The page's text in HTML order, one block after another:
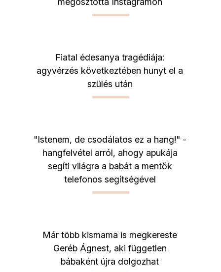
Fiatal édesanya tragédiája:
agyvérzés következtében hunyt el a
szülés után
"Istenem, de csodálatos ez a hang!" -
hangfelvétel arról, ahogy apukája
segíti világra a babát a mentők
telefonos segítségével
Már több kismama is megkereste
Geréb Ágnest, aki független
bábaként újra dolgozhat